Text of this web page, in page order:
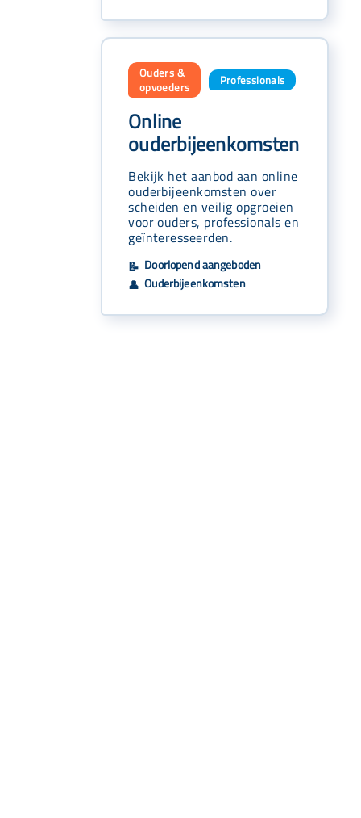
Ouders &
opvoeders
Professionals
Online
ouderbijeenkomsten
Bekijk het aanbod aan online
ouderbijeenkomsten over
scheiden en veilig opgroeien
voor ouders, professionals en
geïnteresseerden.
📝 Doorlopend aangeboden
👤 Ouderbijeenkomsten